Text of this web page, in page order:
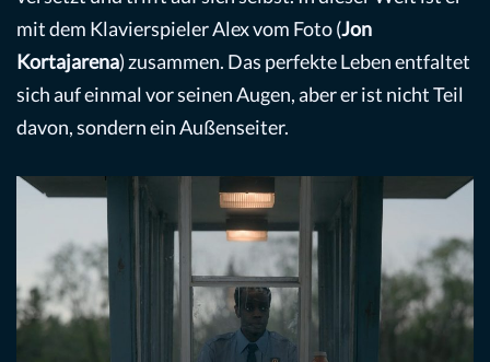
mit dem Klavierspieler Alex vom Foto (Jon
Kortajarena) zusammen. Das perfekte Leben entfaltet
sich auf einmal vor seinen Augen, aber er ist nicht Teil
davon, sondern ein Außenseiter.